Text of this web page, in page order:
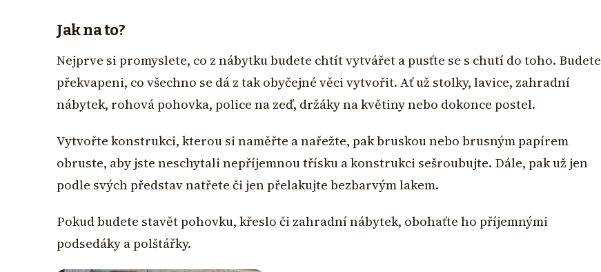
Jak na to?
Nejprve si promyslete, co z nábytku budete chtít vytvářet a pusťte se s chutí do toho. Budete
překvapeni, co všechno se dá z tak obyčejné věci vytvořit. Ať už stolky, lavice, zahradní
nábytek, rohová pohovka, police na zeď, držáky na květiny nebo dokonce postel.
Vytvořte konstrukci, kterou si naměřte a nařežte, pak bruskou nebo brusným papírem
obruste, aby jste neschytali nepříjemnou třísku a konstrukci sešroubujte. Dále, pak už jen
podle svých představ natřete či jen přelakujte bezbarvým lakem.
Pokud budete stavět pohovku, křeslo či zahradní nábytek, obohaťte ho příjemnými
podsedáky a polštářky.